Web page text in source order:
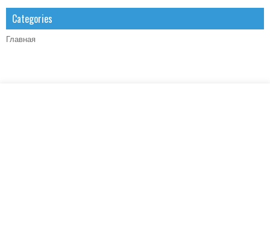
Categories
Главная